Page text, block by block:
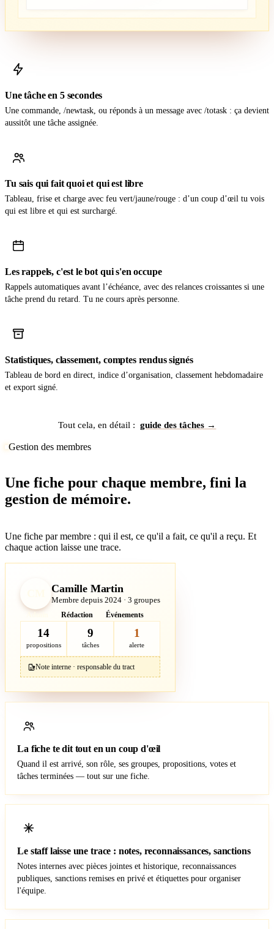
Une tâche en 5 secondes
Une commande, /newtask, ou réponds à un message avec /totask : ça devient
aussitôt une tâche assignée.
Tu sais qui fait quoi et qui est libre
Tableau, frise et charge avec feu vert/jaune/rouge : d’un coup d’œil tu vois
qui est libre et qui est surchargé.
Les rappels, c'est le bot qui s'en occupe
Rappels automatiques avant l’échéance, avec des relances croissantes si une
tâche prend du retard. Tu ne cours après personne.
Statistiques, classement, comptes rendus signés
Tableau de bord en direct, indice d’organisation, classement hebdomadaire
et export signé.
Tout cela, en détail : guide des tâches →
Gestion des membres
Une fiche pour chaque membre, fini la
gestion de mémoire.
Une fiche par membre : qui il est, ce qu'il a fait, ce qu'il a reçu. Et
chaque action laisse une trace.
Camille Martin
Membre depuis 2024 · 3 groupes
Rédaction Événements
14
propositions
9
tâches
1
alerte
Note interne · responsable du tract
La fiche te dit tout en un coup d'œil
Quand il est arrivé, son rôle, ses groupes, propositions, votes et
tâches terminées — tout sur une fiche.
Le staff laisse une trace : notes, reconnaissances, sanctions
Notes internes avec pièces jointes et historique, reconnaissances
publiques, sanctions remises en privé et étiquettes pour organiser
l'équipe.